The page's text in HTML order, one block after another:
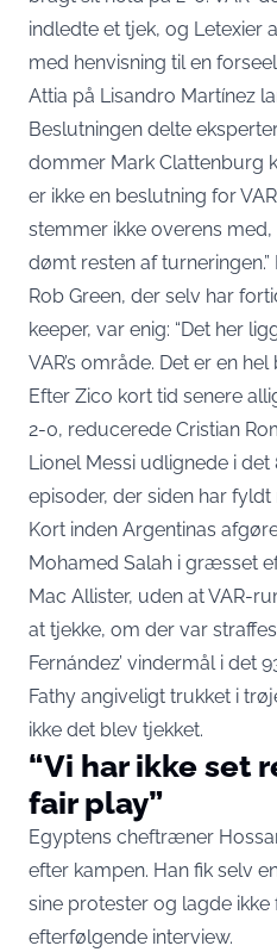
indledte et tjek, og Letexier
med henvisning til en
Attia på Lisandro Martínez
Beslutningen delte
dommer Mark Clattenburg
er ikke en beslutning for
stemmer ikke overens
dømt resten af
Rob Green, der selv har
keeper, var enig: “Det her
VAR’s område. Det er en
Efter Zico kort tid senere
2-0, reducerede Cristian
Lionel Messi udlignede i det
episoder, der siden har fyldt
Kort inden Argentinas
Mohamed Salah i græsset
Mac Allister, uden at VAR-
at tjekke, om der var
Fernández’ vindermål i det
Fathy angiveligt trukket i
ikke det blev tjekket.
“Vi har ikke set
fair play”
Egyptens cheftræner
efter kampen. Han fik selv
sine protester og lagde
efterfølgende interview.